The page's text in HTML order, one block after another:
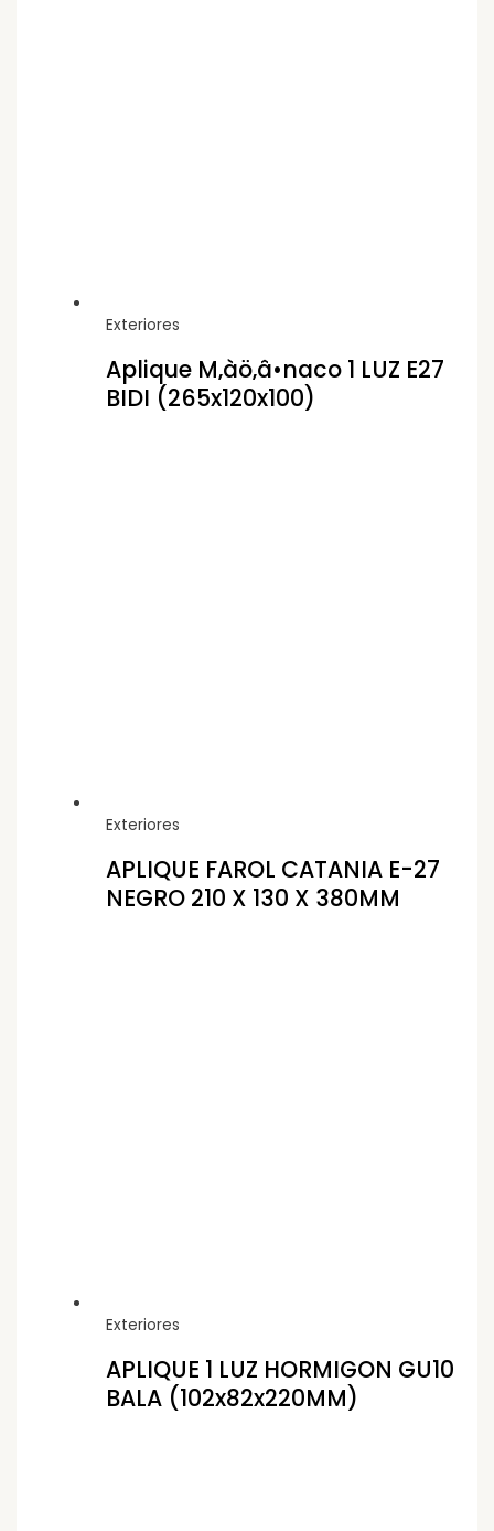
Exteriores
Aplique M‚àö‚â•naco 1 LUZ E27
BIDI (265x120x100)
Exteriores
APLIQUE FAROL CATANIA E-27
NEGRO 210 X 130 X 380MM
Exteriores
APLIQUE 1 LUZ HORMIGON GU10
BALA (102x82x220MM)